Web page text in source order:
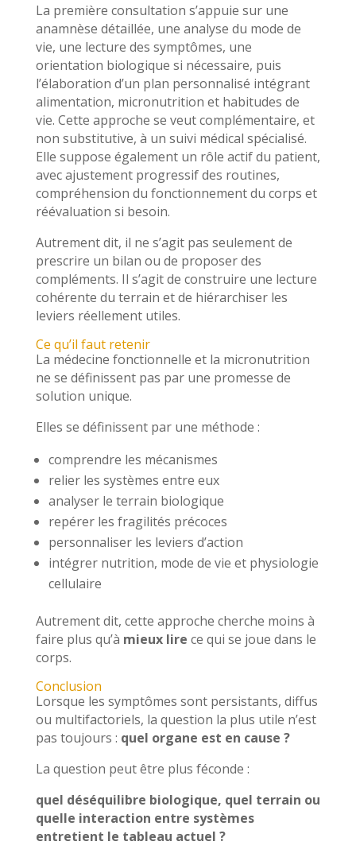
La première consultation s’appuie sur une
anamnèse détaillée, une analyse du mode de
vie, une lecture des symptômes, une
orientation biologique si nécessaire, puis
l’élaboration d’un plan personnalisé intégrant
alimentation, micronutrition et habitudes de
vie. Cette approche se veut complémentaire, et
non substitutive, à un suivi médical spécialisé.
Elle suppose également un rôle actif du patient,
avec ajustement progressif des routines,
compréhension du fonctionnement du corps et
réévaluation si besoin.
Autrement dit, il ne s’agit pas seulement de
prescrire un bilan ou de proposer des
compléments. Il s’agit de construire une lecture
cohérente du terrain et de hiérarchiser les
leviers réellement utiles.
Ce qu’il faut retenir
La médecine fonctionnelle et la micronutrition
ne se définissent pas par une promesse de
solution unique.
Elles se définissent par une méthode :
comprendre les mécanismes
relier les systèmes entre eux
analyser le terrain biologique
repérer les fragilités précoces
personnaliser les leviers d’action
intégrer nutrition, mode de vie et physiologie
cellulaire
Autrement dit, cette approche cherche moins à
faire plus qu’à mieux lire ce qui se joue dans le
corps.
Conclusion
Lorsque les symptômes sont persistants, diffus
ou multifactoriels, la question la plus utile n’est
pas toujours : quel organe est en cause ?
La question peut être plus féconde :
quel déséquilibre biologique, quel terrain ou
quelle interaction entre systèmes
entretient le tableau actuel ?